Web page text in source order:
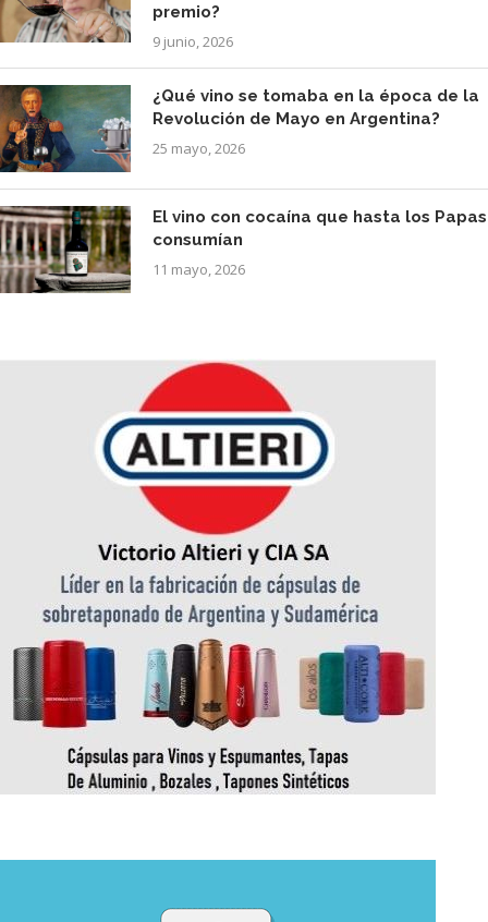
premio?
9 junio, 2026
¿Qué vino se tomaba en la época de la
Revolución de Mayo en Argentina?
25 mayo, 2026
El vino con cocaína que hasta los Papas
consumían
11 mayo, 2026